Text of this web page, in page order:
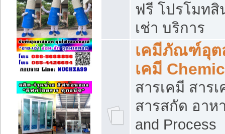
ฟรี โปรโมท
เช่า บริการ
เคมีภัณฑ์อุต
เคมี
สารเคมี สาร
สารสกัด อาห
and Process